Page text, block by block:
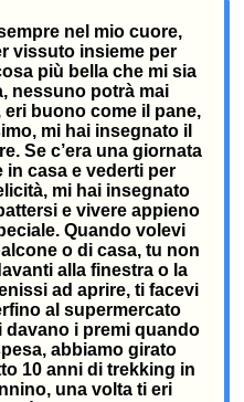
nel mio cuore,
vissuto insieme per
più bella che mi sia
nessuno potrà mai
buono come il pane,
mi hai insegnato il
Se c’era una giornata
in casa e vederti per
mi hai insegnato
e vivere appieno
Quando volevi
o di casa, tu non
alla finestra o la
ad aprire, ti facevi
al supermercato
davano i premi quando
abbiamo girato
10 anni di trekking in
una volta ti eri